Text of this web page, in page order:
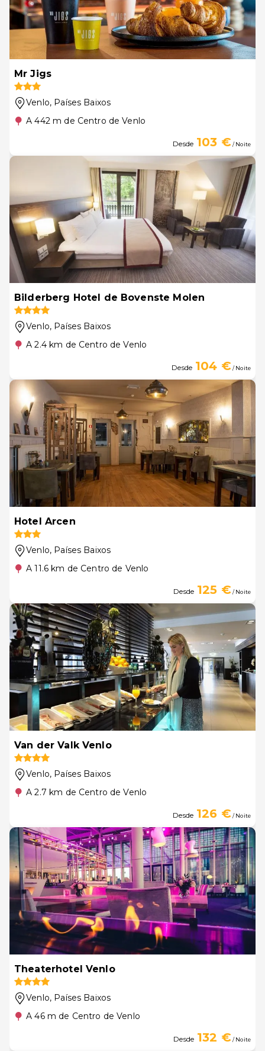
Mr Jigs
Venlo, Países Baixos
A 442 m de Centro de Venlo
Desde 103 €/ Noite
Bilderberg Hotel de Bovenste Molen
Venlo, Países Baixos
A 2.4 km de Centro de Venlo
Desde 104 €/ Noite
Hotel Arcen
Venlo, Países Baixos
A 11.6 km de Centro de Venlo
Desde 125 €/ Noite
Van der Valk Venlo
Venlo, Países Baixos
A 2.7 km de Centro de Venlo
Desde 126 €/ Noite
Theaterhotel Venlo
Venlo, Países Baixos
A 46 m de Centro de Venlo
Desde 132 €/ Noite